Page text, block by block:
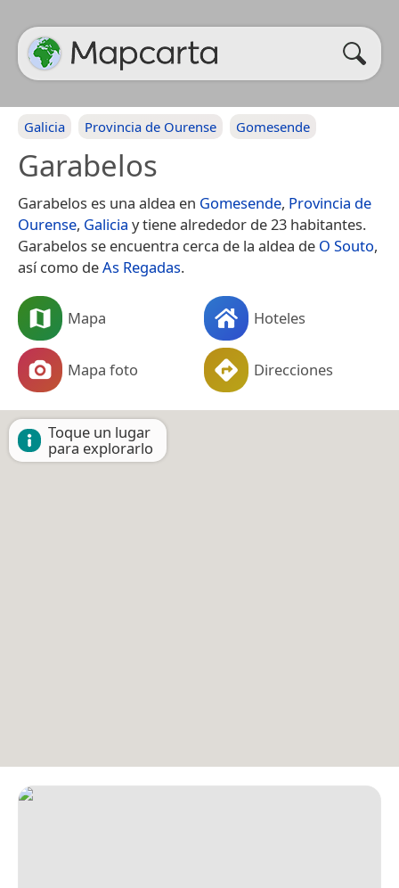
Galicia Provincia de Ourense Gomesende
Garabelos
Garabelos es una aldea en Gomesende, Provincia de
Ourense, Galicia y tiene alrededor de 23 habitantes.
Garabelos se encuentra cerca de la aldea de O Souto,
así como deAs Regadas.
Mapa Hoteles
Mapa foto Direcciones
Toque un lugar
para explorarlo